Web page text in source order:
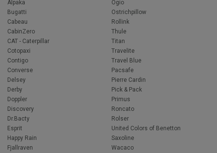
Alpaka
Bugatti
Cabeau
CabinZero
CAT - Caterpillar
Cotopaxi
Contigo
Converse
Delsey
Derby
Doppler
Discovery
Dr.Bacty
Esprit
Happy Rain
Fjallraven
Ogio
Ostrichpillow
Rollink
Thule
Titan
Travelite
Travel Blue
Pacsafe
Pierre Cardin
Pick & Pack
Primus
Roncato
Rolser
United Colors of Benetton
Saxoline
Wacaco